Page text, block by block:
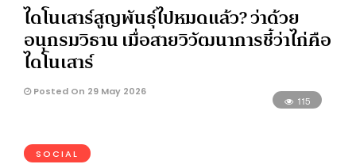
ไดโนเสาร์สูญพันธุ์ไปหมดแล้ว? ว่าด้วย
อนุกรมวิธาน เมื่อสายวิวัฒนาการชี้ว่าไก่คือ
ไดโนเสาร์
Posted On 29 May 2026
115
SOCIAL